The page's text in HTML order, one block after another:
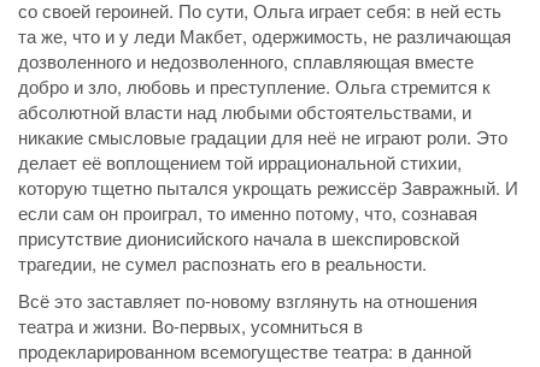
со своей героиней. По сути, Ольга играет себя: в ней есть
та же, что и у леди Макбет, одержимость, не различающая
дозволенного и недозволенного, сплавляющая вместе
добро и зло, любовь и преступление. Ольга стремится к
абсолютной власти над любыми обстоятельствами, и
никакие смысловые градации для неё не играют роли. Это
делает её воплощением той иррациональной стихии,
которую тщетно пытался укрощать режиссёр Завражный. И
если сам он проиграл, то именно потому, что, сознавая
присутствие дионисийского начала в шекспировской
трагедии, не сумел распознать его в реальности.
Всё это заставляет по-новому взглянуть на отношения
театра и жизни. Во-первых, усомниться в
продекларированном всемогуществе театра: в данной